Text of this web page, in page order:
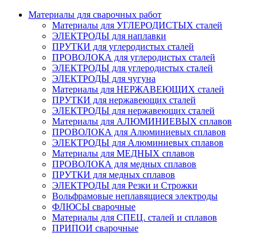
Материалы для сварочных работ
Материалы для УГЛЕРОДИСТЫХ сталей
ЭЛЕКТРОДЫ для наплавки
ПРУТКИ для углеродистых сталей
ПРОВОЛОКА для углеродистых сталей
ЭЛЕКТРОДЫ для углеродистых сталей
ЭЛЕКТРОДЫ для чугуна
Материалы для НЕРЖАВЕЮЩИХ сталей
ПРУТКИ для нержавеющих сталей
ЭЛЕКТРОДЫ для нержавеющих сталей
Материалы для АЛЮМИНИЕВЫХ сплавов
ПРОВОЛОКА для Алюминиевых сплавов
ЭЛЕКТРОДЫ для Алюминиевых сплавов
Материалы для МЕДНЫХ сплавов
ПРОВОЛОКА для медных сплавов
ПРУТКИ для медных сплавов
ЭЛЕКТРОДЫ для Резки и Строжки
Вольфрамовые неплавящиеся электроды
ФЛЮСЫ сварочные
Материалы для СПЕЦ. сталей и сплавов
ПРИПОИ сварочные